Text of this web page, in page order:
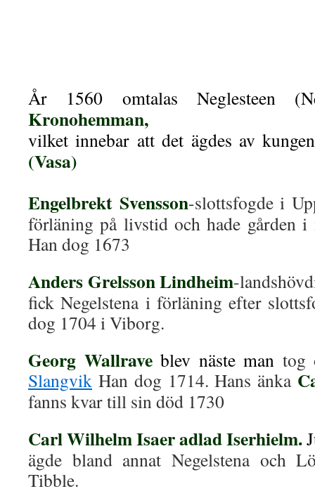
År 1560 omtalas Neglesteen
Kronohemman,
vilket innebar att det ägdes av
(Vasa)
Engelbrekt Svensson-slottsfogde i
förläning på livstid och hade gården i
Han dog 1673
Anders Grelsson Lindheim-
fick Negelstena i förläning efter
dog 1704 i Viborg.
Georg Wallrave blev näste man tog
Slangvik Han dog 1714. Hans änka
fanns kvar till sin död 1730
Carl Wilhelm Isaer adlad Iserhielm.
ägde bland annat Negelstena och
Tibble.